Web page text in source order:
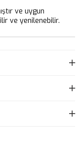
ve uygun
ve yenilenebilir.